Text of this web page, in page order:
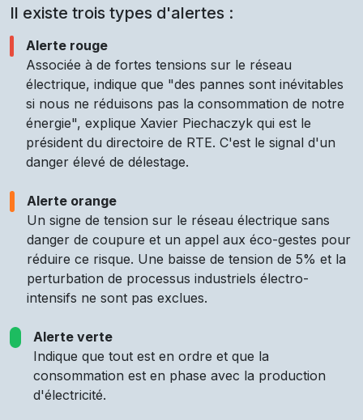
Il existe trois types d'alertes :
Alerte rouge
Associée à de fortes tensions sur le réseau
électrique, indique que "des pannes sont inévitables
si nous ne réduisons pas la consommation de notre
énergie", explique Xavier Piechaczyk qui est le
président du directoire de RTE. C'est le signal d'un
danger élevé de délestage.
Alerte orange
Un signe de tension sur le réseau électrique sans
danger de coupure et un appel aux éco-gestes pour
réduire ce risque. Une baisse de tension de 5% et la
perturbation de processus industriels électro-
intensifs ne sont pas exclues.
Alerte verte
Indique que tout est en ordre et que la
consommation est en phase avec la production
d'électricité.